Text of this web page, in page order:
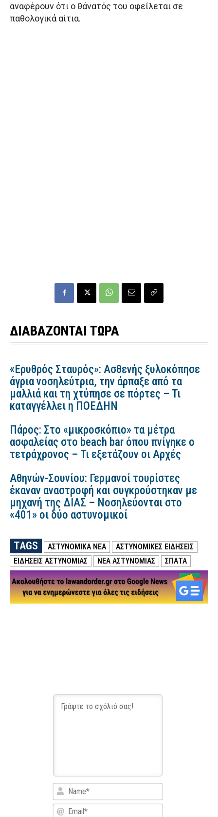
αναφέρουν ότι ο θάνατός του οφείλεται σε
παθολογικά αίτια.
ΔΙΑΒΑΖΟΝΤΑΙ ΤΩΡΑ
«Ερυθρός Σταυρός»: Ασθενής ξυλοκόπησε
άγρια νοσηλεύτρια, την άρπαξε από τα
μαλλιά και τη χτύπησε σε πόρτες – Τι
καταγγέλλει η ΠΟΕΔΗΝ
Πάρος: Στο «μικροσκόπιο» τα μέτρα
ασφαλείας στο beach bar όπου πνίγηκε ο
τετράχρονος – Τι εξετάζουν οι Αρχές
Αθηνών-Σουνίου: Γερμανοί τουρίστες
έκαναν αναστροφή και συγκρούστηκαν με
μηχανή της ΔΙΑΣ – Νοσηλεύονται στο
«401» οι δύο αστυνομικοί
TAGS ΑΣΤΥΝΟΜΙΚΑ ΝΕΑ
ΑΣΤΥΝΟΜΙΚΕΣ ΕΙΔΗΣΕΙΣ
ΕΙΔΗΣΕΙΣ ΑΣΤΥΝΟΜΙΑΣ
ΝΕΑ ΑΣΤΥΝΟΜΙΑΣ ΣΠΑΤΑ
Name*
Email*